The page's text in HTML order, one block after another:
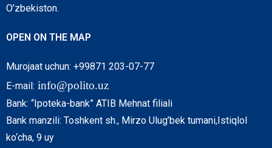
O’zbekiston.
OPEN ON THE MAP
Murojaat uchun: +99871 203-07-77
E-mail: info@polito.uz
Bank: “Ipoteka-bank” ATIB Mehnat filiali
Bank manzili: Toshkent sh., Mirzo Ulug’bek tumani,Istiqlol
ko‘cha, 9 uy